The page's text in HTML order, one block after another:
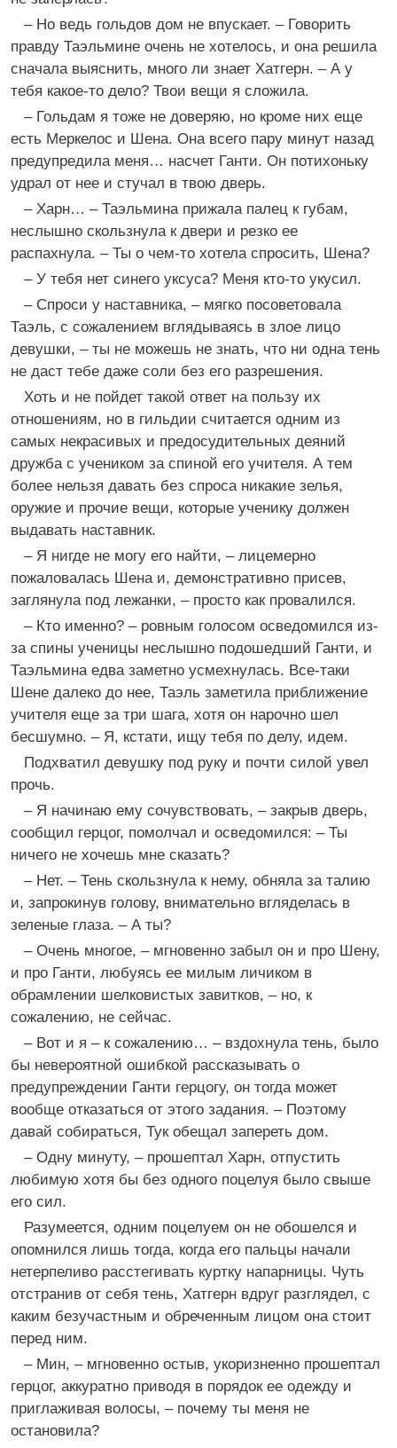
– Но ведь гольдов дом не впускает. – Говорить
правду Таэльмине очень не хотелось, и она решила
сначала выяснить, много ли знает Хатгерн. – А у
тебя какое-то дело? Твои вещи я сложила.
– Гольдам я тоже не доверяю, но кроме них еще
есть Меркелос и Шена. Она всего пару минут назад
предупредила меня… насчет Ганти. Он потихоньку
удрал от нее и стучал в твою дверь.
– Харн… – Таэльмина прижала палец к губам,
неслышно скользнула к двери и резко ее
распахнула. – Ты о чем-то хотела спросить, Шена?
– У тебя нет синего уксуса? Меня кто-то укусил.
– Спроси у наставника, – мягко посоветовала
Таэль, с сожалением вглядываясь в злое лицо
девушки, – ты не можешь не знать, что ни одна тень
не даст тебе даже соли без его разрешения.
Хоть и не пойдет такой ответ на пользу их
отношениям, но в гильдии считается одним из
самых некрасивых и предосудительных деяний
дружба с учеником за спиной его учителя. А тем
более нельзя давать без спроса никакие зелья,
оружие и прочие вещи, которые ученику должен
выдавать наставник.
– Я нигде не могу его найти, – лицемерно
пожаловалась Шена и, демонстративно присев,
заглянула под лежанки, – просто как провалился.
– Кто именно? – ровным голосом осведомился из-
за спины ученицы неслышно подошедший Ганти, и
Таэльмина едва заметно усмехнулась. Все-таки
Шене далеко до нее, Таэль заметила приближение
учителя еще за три шага, хотя он нарочно шел
бесшумно. – Я, кстати, ищу тебя по делу, идем.
Подхватил девушку под руку и почти силой увел
прочь.
– Я начинаю ему сочувствовать, – закрыв дверь,
сообщил герцог, помолчал и осведомился: – Ты
ничего не хочешь мне сказать?
– Нет. – Тень скользнула к нему, обняла за талию
и, запрокинув голову, внимательно вгляделась в
зеленые глаза. – А ты?
– Очень многое, – мгновенно забыл он и про Шену,
и про Ганти, любуясь ее милым личиком в
обрамлении шелковистых завитков, – но, к
сожалению, не сейчас.
– Вот и я – к сожалению… – вздохнула тень, было
бы невероятной ошибкой рассказывать о
предупреждении Ганти герцогу, он тогда может
вообще отказаться от этого задания. – Поэтому
давай собираться, Тук обещал запереть дом.
– Одну минуту, – прошептал Харн, отпустить
любимую хотя бы без одного поцелуя было свыше
его сил.
Разумеется, одним поцелуем он не обошелся и
опомнился лишь тогда, когда его пальцы начали
нетерпеливо расстегивать куртку напарницы. Чуть
отстранив от себя тень, Хатгерн вдруг разглядел, с
каким безучастным и обреченным лицом она стоит
перед ним.
– Мин, – мгновенно остыв, укоризненно прошептал
герцог, аккуратно приводя в порядок ее одежду и
приглаживая волосы, – почему ты меня не
остановила?